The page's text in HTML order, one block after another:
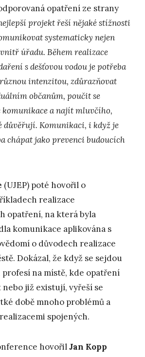
opatření ze strany
projekt řeší nějaké stížnosti
systematicky nejen
úřadu. Během realizace
s dešťovou vodou je potřeba
intenzitou, zdůrazňovat
občanům, poučit se
a najít mluvčího,
důvěřují. Komunikaci, i když je
chápat jako prevenci budoucích
(UJEP) poté hovořil o
realizace
opatření, na která byla
komunikace aplikována s
o důvodech realizace
Dokázal, že když se sejdou
profesí na místě, kde opatření
již existují, vyřeší se
době mnoho problémů a
spojených.
hovořilJan Kopp